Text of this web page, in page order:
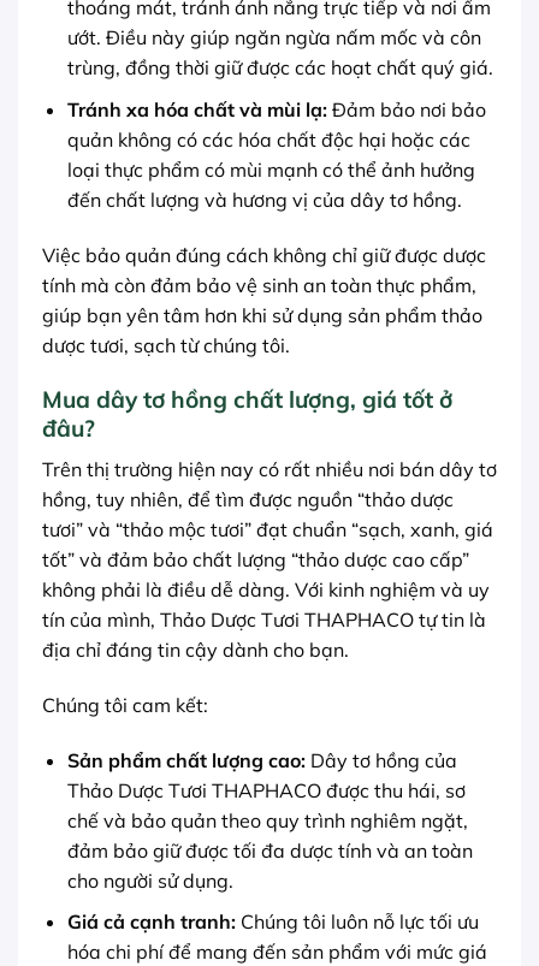
thoáng mát, tránh ánh nắng trực tiếp và nơi ẩm
ướt. Điều này giúp ngăn ngừa nấm mốc và côn
trùng, đồng thời giữ được các hoạt chất quý giá.
Tránh xa hóa chất và mùi lạ:Đảm bảo nơi bảo
quản không có các hóa chất độc hại hoặc các
loại thực phẩm có mùi mạnh có thể ảnh hưởng
đến chất lượng và hương vị của dây tơ hồng.
Việc bảo quản đúng cách không chỉ giữ được dược
tính mà còn đảm bảo vệ sinh an toàn thực phẩm,
giúp bạn yên tâm hơn khi sử dụng sản phẩm thảo
dược tươi, sạch từ chúng tôi.
Mua dây tơ hồng chất lượng, giá tốt ở
đâu?
Trên thị trường hiện nay có rất nhiều nơi bán dây tơ
hồng, tuy nhiên, để tìm được nguồn “thảo dược
tươi” và “thảo mộc tươi” đạt chuẩn “sạch, xanh, giá
tốt” và đảm bảo chất lượng “thảo dược cao cấp”
không phải là điều dễ dàng. Với kinh nghiệm và uy
tín của mình, Thảo Dược Tươi THAPHACO tự tin là
địa chỉ đáng tin cậy dành cho bạn.
Chúng tôi cam kết:
Sản phẩm chất lượng cao:Dây tơ hồng của
Thảo Dược Tươi THAPHACO được thu hái, sơ
chế và bảo quản theo quy trình nghiêm ngặt,
đảm bảo giữ được tối đa dược tính và an toàn
cho người sử dụng.
Giá cả cạnh tranh:Chúng tôi luôn nỗ lực tối ưu
hóa chi phí để mang đến sản phẩm với mức giá